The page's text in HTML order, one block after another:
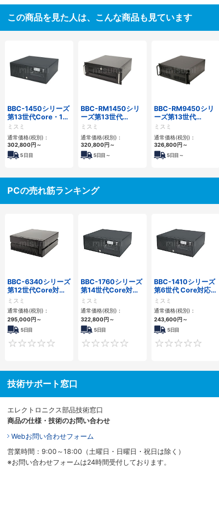
この商品を見た人は、こんな商品も見ています
BBC-1450シリーズ
第13世代Core・12
世代Celeron対応小
型フロアマウント
4PCIe
ミスミ
通常価格(税別)：
302,800円～
5日目
BBC-RM1450シリ
ーズ第13世代
Core・12世代
Celeron対応ラック
マウント4PCIe
ミスミ
通常価格(税別)：
320,800円～
5日目～
BBC-RM9450シリ
ーズ第13世代
Core・12世代
Celeron対応ラック
マウント4PCIe
ミスミ
通常価格(税別)：
326,800円～
5日目～
PCの売れ筋ランキング
BBC-6340シリーズ
第12世代Core対応
小型フロアマウント
PC2PCI/2PCIe
ミスミ
通常価格(税別)：
295,000円～
5日目
0
BBC-1760シリーズ
第14世代Core対応
小型フロアマウント
3PCIe
ミスミ
通常価格(税別)：
322,800円～
5日目
0
BBC-1410シリーズ
第6世代 Core対応フ
ロアマウントFAPC
3PCI・3PCIe
ミスミ
通常価格(税別)：
243,600円～
5日目
技術サポート窓口
エレクトロニクス部品技術窓口
商品の仕様・技術のお問い合わせ
Webお問い合わせフォーム
営業時間：9:00～18:00（土曜日・日曜日・祝日は除く）
※お問い合わせフォームは24時間受付しております。